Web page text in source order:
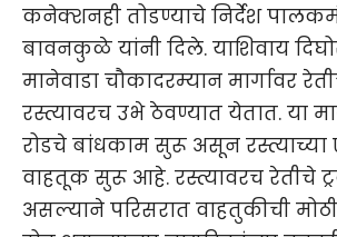
कनेक्शनही तोडण्याचे निर्देश
बावनकुळे यांनी दिले. याशिवाय
मानेवाडा चौकादरम्यान मार्गावर
रस्त्यावरच उभे ठेवण्यात येतात. या
रोडचे बांधकाम सुरू असून
वाहतूक सुरू आहे. रस्त्यावरच रेतीचे
असल्याने परिसरात वाहतुकीची